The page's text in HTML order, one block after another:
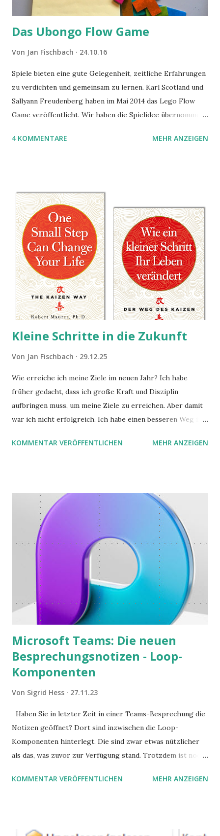
Das Ubongo Flow Game
Von Jan Fischbach 24.10.16
Spiele bieten eine gute Gelegenheit, zeitliche Erfahrungen
zu verdichten und gemeinsam zu lernen. Karl Scotland und
Sallyann Freudenberg haben im Mai 2014 das Lego Flow
Game veröffentlicht. Wir haben die Spielidee übernommen,
benutzen wir Material aus Grzegorz Rejchtmans Ubongo-
4 KOMMENTARE MEHR ANZEIGEN
Kleine Schritte in die Zukunft
Von Jan Fischbach 29.12.25
Wie erreiche ich meine Ziele im neuen Jahr? Ich habe
früher gedacht, dass ich große Kraft und Disziplin
aufbringen muss, um meine Ziele zu erreichen. Aber damit
war ich nicht erfolgreich. Ich habe einen besseren Weg in
möchte. Darin habe ich zwei gute Begründungen gefunden,
KOMMENTAR VERÖFFENTLICHEN MEHR ANZEIGEN
Microsoft Teams: Die neuen
Besprechungsnotizen - Loop-
Komponenten
Von Sigrid Hess 27.11.23
Haben Sie in letzter Zeit in einer Teams-Besprechung die
Notizen geöffnet? Dort sind inzwischen die Loop-
Komponenten hinterlegt. Die sind zwar etwas nützlicher
als das, was zuvor zur Verfügung stand. Trotzdem ist noch
Stolperfallen. Hier ein erster, kritischer Blick auf das was
KOMMENTAR VERÖFFENTLICHEN MEHR ANZEIGEN